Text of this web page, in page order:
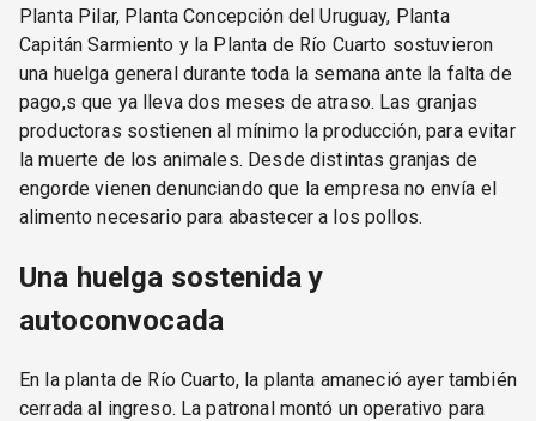
Planta Pilar, Planta Concepción del Uruguay, Planta
Capitán Sarmiento y la Planta de Río Cuarto sostuvieron
una huelga general durante toda la semana ante la falta de
pago,s que ya lleva dos meses de atraso. Las granjas
productoras sostienen al mínimo la producción, para evitar
la muerte de los animales. Desde distintas granjas de
engorde vienen denunciando que la empresa no envía el
alimento necesario para abastecer a los pollos.
Una huelga sostenida y
autoconvocada
En la planta de Río Cuarto, la planta amaneció ayer también
cerrada al ingreso. La patronal montó un operativo para